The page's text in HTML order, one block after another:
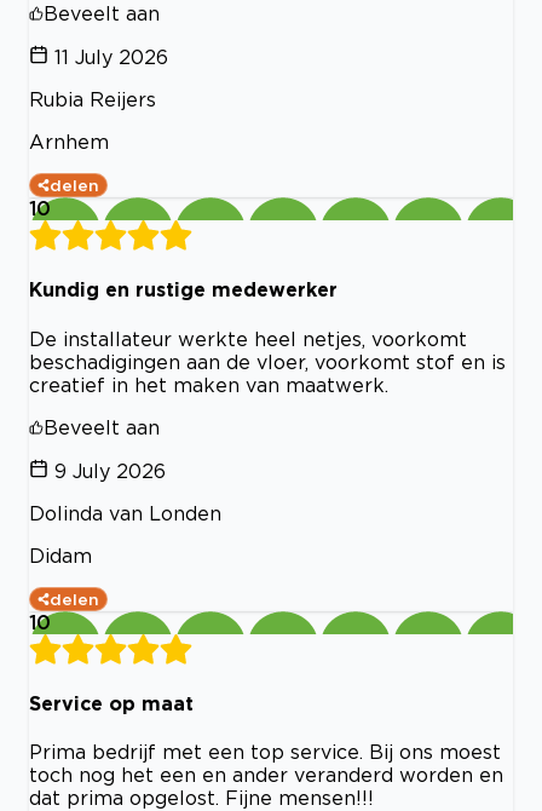
Beveelt aan
11 July 2026
Rubia Reijers
Arnhem
delen
10
Kundig en rustige medewerker
De installateur werkte heel netjes, voorkomt
beschadigingen aan de vloer, voorkomt stof en is
creatief in het maken van maatwerk.
Beveelt aan
9 July 2026
Dolinda van Londen
Didam
delen
10
Service op maat
Prima bedrijf met een top service. Bij ons moest
toch nog het een en ander veranderd worden en
dat prima opgelost. Fijne mensen!!!